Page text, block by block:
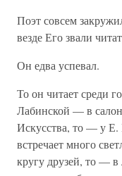
Поэт совсем
везде Его звали
Он едва успевал.
То он читает среди
Лабинской — в
Искусства, то — у
встречает много
кругу друзей, то —